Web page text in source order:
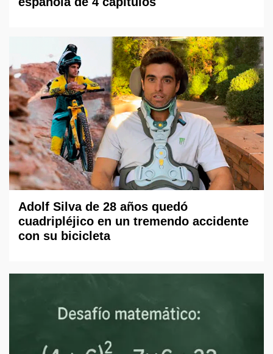
Adolf Silva de 28 años quedó
cuadripléjico en un tremendo accidente
con su bicicleta